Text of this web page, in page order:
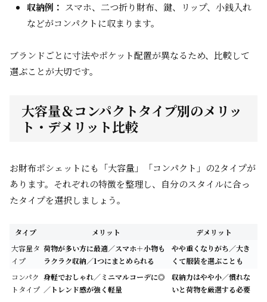
収納例： スマホ、二つ折り財布、鍵、リップ、小銭入れ
などがコンパクトに収まります。
ブランドごとに寸法やポケット配置が異なるため、比較して
選ぶことが大切です。
大容量＆コンパクトタイプ別のメリッ
ト・デメリット比較
お財布ポシェットにも「大容量」「コンパクト」の2タイプが
あります。それぞれの特徴を整理し、自分のスタイルに合っ
たタイプを選択しましょう。
タイプ メリット
デメリット
大容量タ
イプ
荷物が多い方に最適／スマホ＋小物も
ラクラク収納／1つにまとめられる
やや重くなりがち／大き
くて服装を選ぶことも
コンパク
トタイプ
身軽でおしゃれ／ミニマルコーデに◎
／トレンド感が強く軽量
収納力はやや小／慣れな
いと荷物を厳選する必要